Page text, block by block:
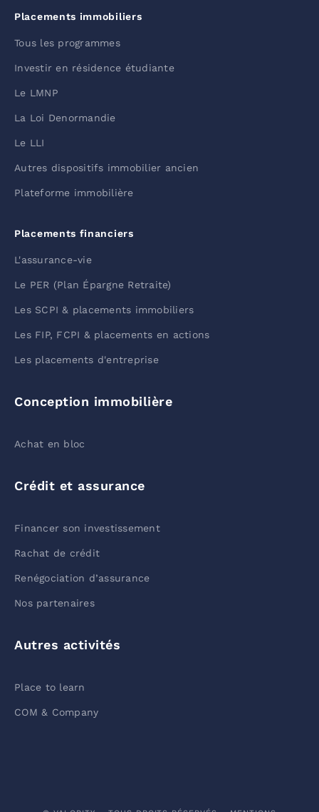
Placements immobiliers
Tous les programmes
Investir en résidence étudiante
Le LMNP
La Loi Denormandie
Le LLI
Autres dispositifs immobilier ancien
Plateforme immobilière
Placements financiers
L'assurance-vie
Le PER (Plan Épargne Retraite)
Les SCPI & placements immobiliers
Les FIP, FCPI & placements en actions
Les placements d'entreprise
Conception immobilière
Achat en bloc
Crédit et assurance
Financer son investissement
Rachat de crédit
Renégociation d’assurance
Nos partenaires
Autres activités
Place to learn
COM & Company